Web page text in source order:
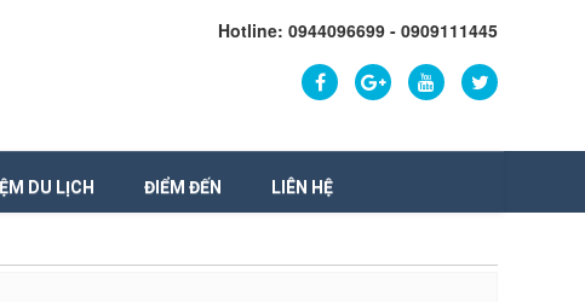
Hotline: 0944096699 - 0909111445
DU LỊCH ĐIỂM ĐẾN LIÊN HỆ